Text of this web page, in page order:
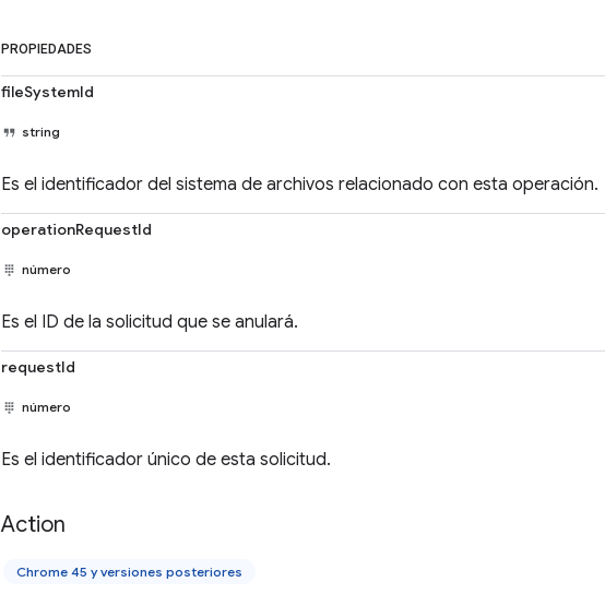
PROPIEDADES
fileSystemId
string
Es el identificador del sistema de archivos relacionado con esta operación.
operationRequestId
número
Es el ID de la solicitud que se anulará.
requestId
número
Es el identificador único de esta solicitud.
Action
Chrome 45 y versiones posteriores